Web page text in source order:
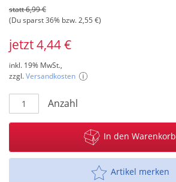
statt 6,99 €
(Du sparst 36% bzw. 2,55 €)
jetzt 4,44 €
inkl. 19% MwSt.,
zzgl.Versandkosten
Anzahl
In den Warenkorb
Artikel merken